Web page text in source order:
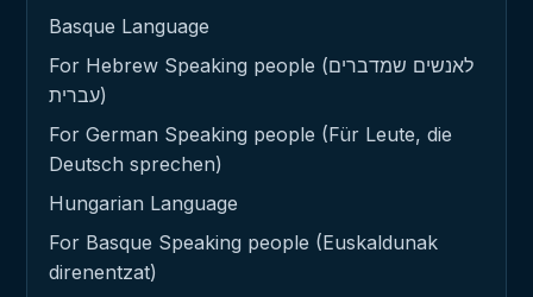
Basque Language
For Hebrew Speaking people (לאנשים שמדברים
עברית)
For German Speaking people (Für Leute, die
Deutsch sprechen)
Hungarian Language
For Basque Speaking people (Euskaldunak
direnentzat)